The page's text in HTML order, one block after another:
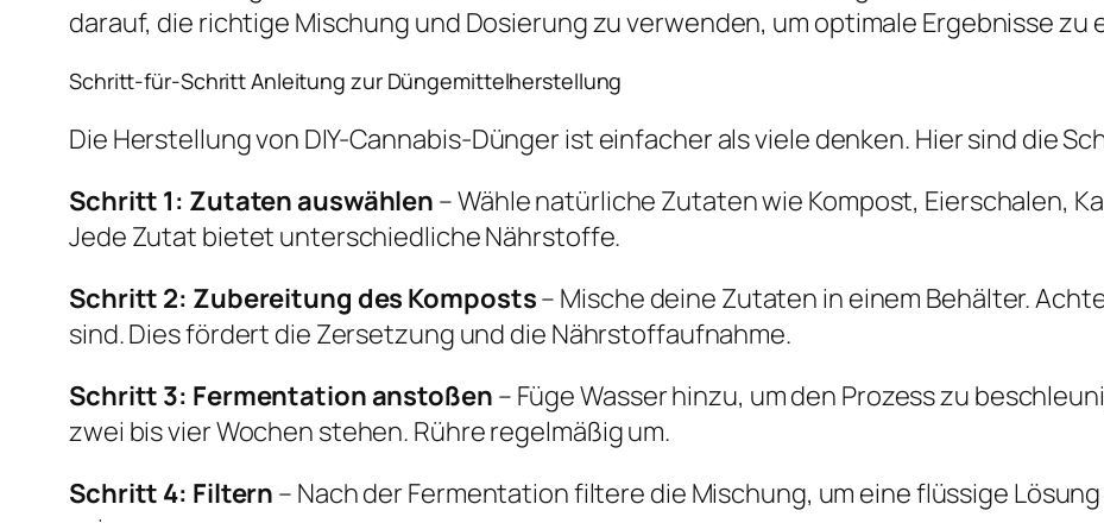
darauf, die richtige Mischung und Dosierung zu verwenden, um optimale Ergebnisse zu
Schritt-für-Schritt Anleitung zur Düngemittelherstellung
Die Herstellung von DIY-Cannabis-Dünger ist einfacher als viele denken. Hier sind die
Schritt 1: Zutaten auswählen – Wähle natürliche Zutaten wie Kompost, Eierschalen,
Jede Zutat bietet unterschiedliche Nährstoffe.
Schritt 2: Zubereitung des Komposts– Mische deine Zutaten in einem Behälter.
sind. Dies fördert die Zersetzung und die Nährstoffaufnahme.
Schritt 3: Fermentation anstoßen – Füge Wasser hinzu, um den Prozess zu
zwei bis vier Wochen stehen. Rühre regelmäßig um.
Schritt 4: Filtern – Nach der Fermentation filtere die Mischung, um eine flüssige